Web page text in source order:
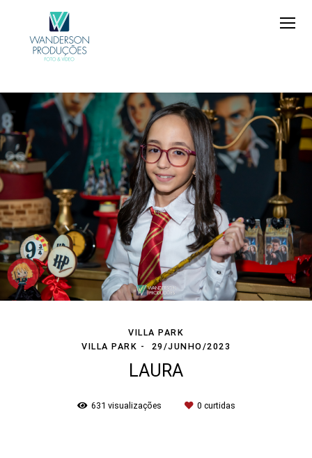
VILLA PARK
VILLA PARK
29/JUNHO/2023
LAURA
631 visualizações 0 curtidas